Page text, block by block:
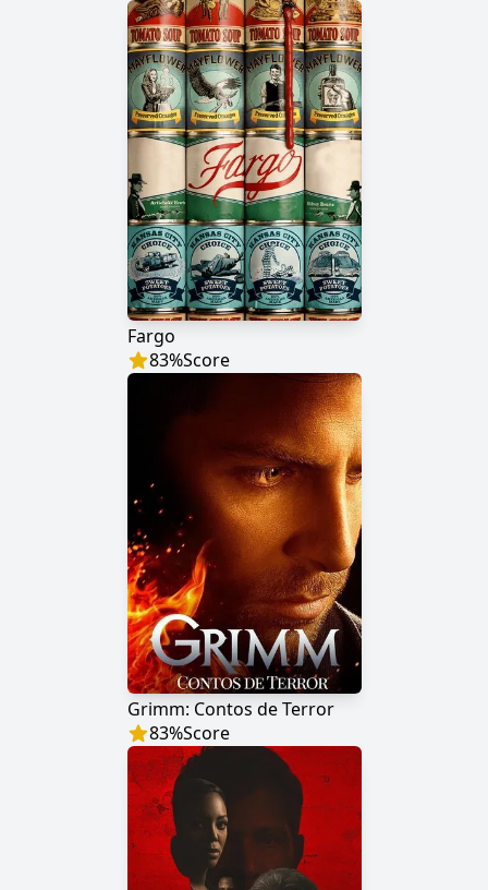
Fargo
83%Score
Grimm: Contos de Terror
83%Score